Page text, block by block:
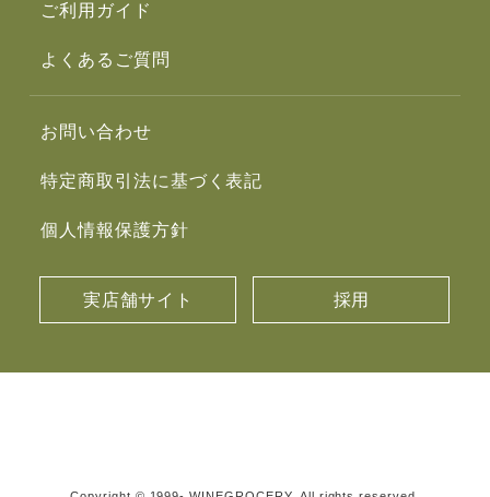
ご利用ガイド
よくあるご質問
お問い合わせ
特定商取引法に基づく表記
個人情報保護方針
実店舗サイト 採用